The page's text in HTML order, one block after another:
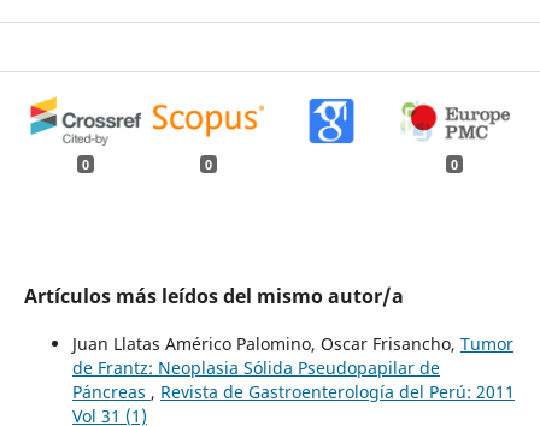
0 0 0
Artículos más leídos del mismo autor/a
Juan Llatas Américo Palomino, Oscar Frisancho, Tumor
de Frantz: Neoplasia Sólida Pseudopapilar de
Páncreas , Revista de Gastroenterología del Perú: 2011
Vol 31 (1)